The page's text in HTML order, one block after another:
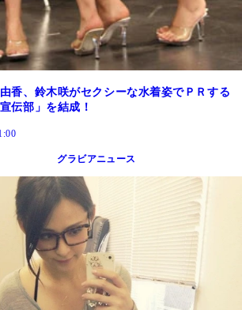
香、鈴木咲がセクシーな水着姿でＰＲする
伝部」を結成！
グラビアニュース